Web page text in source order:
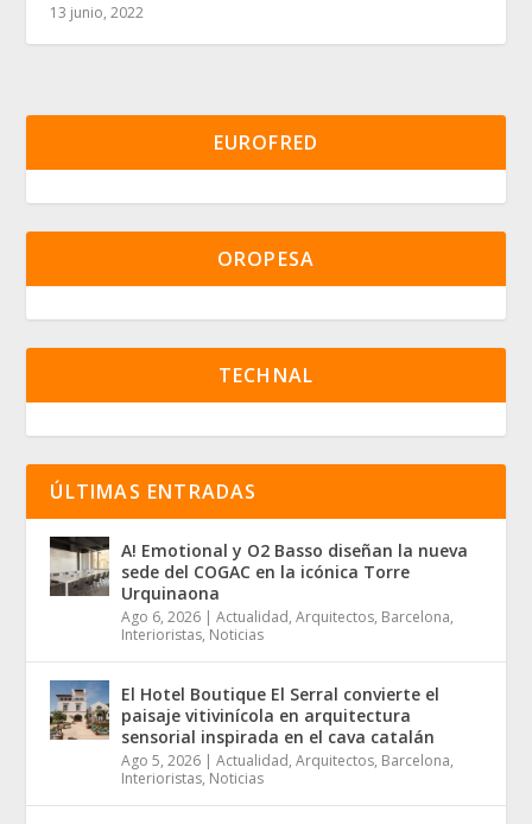
13 junio, 2022
EUROFRED
OROPESA
TECHNAL
ÚLTIMAS ENTRADAS
A! Emotional y O2 Basso diseñan la nueva
sede del COGAC en la icónica Torre
Urquinaona
Ago 6, 2026 |Actualidad,Arquitectos, Barcelona,
Interioristas, Noticias
El Hotel Boutique El Serral convierte el
paisaje vitivinícola en arquitectura
sensorial inspirada en el cava catalán
Ago 5, 2026 |Actualidad,Arquitectos, Barcelona,
Interioristas, Noticias